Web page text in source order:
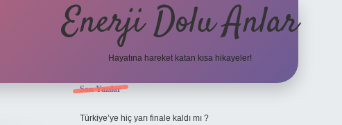
Enerji Dolu Anlar
Hayatına hareket katan kısa hikayeler!
Sidebar
Son Yazılar
Türkiye’ye hiç yarı finale kaldı mı ?